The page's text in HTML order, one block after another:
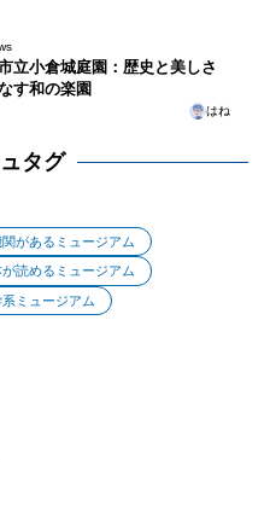
立小倉城庭園：歴史と美しさ
す和の楽園
はね
タグ
があるミュージアム
読めるミュージアム
ミュージアム